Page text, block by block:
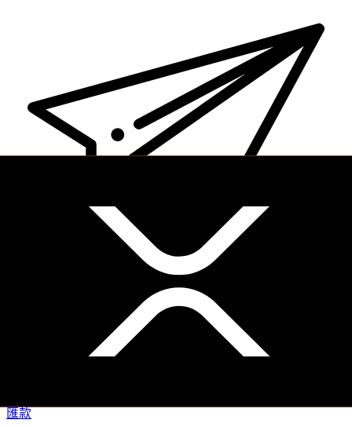
快捷安全地上網匯款。即時追蹤和通知外加靈活的遞送和付款
匯款